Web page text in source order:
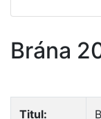
Brána
Titul: